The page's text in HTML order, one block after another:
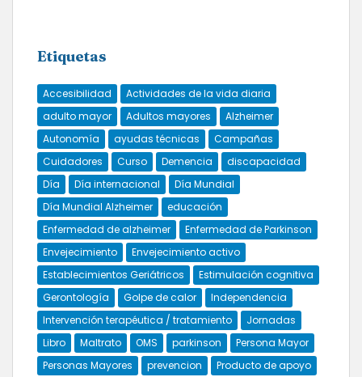
Etiquetas
Accesibilidad
Actividades de la vida diaria
adulto mayor
Adultos mayores
Alzheimer
Autonomía
ayudas técnicas
Campañas
Cuidadores
Curso Demencia
discapacidad
Día
Día internacional
Día Mundial
Día Mundial Alzheimer
educación
Enfermedad de alzheimer
Enfermedad de Parkinson
Envejecimiento
Envejecimiento activo
Establecimientos Geriátricos
Estimulación cognitiva
Gerontología
Golpe de calor
Independencia
Intervención terapéutica / tratamiento
Jornadas
Libro
Maltrato OMS parkinson
Persona Mayor
Personas Mayores
prevencion
Producto de apoyo